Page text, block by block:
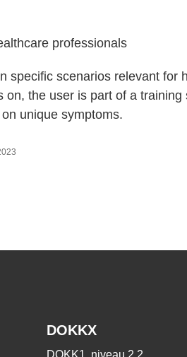
professionals
specific scenarios relevant for
on, the user is part of a
unique symptoms.
DOKKX
DOKK1, niveau 2.2